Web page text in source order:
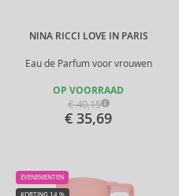
NINA RICCI LOVE IN PARIS
Eau de Parfum voor vrouwen
OP VOORRAAD
€ 40,15
€ 35,69
EVENEMENTEN
KORTING 14 %